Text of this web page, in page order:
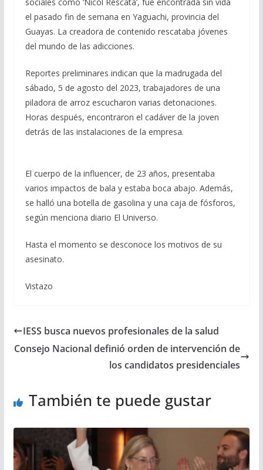
el pasado fin de semana en Yaguachi, provincia del
Guayas. La creadora de contenido rescataba jóvenes
del mundo de las adicciones.
Reportes preliminares indican que la madrugada del
sábado, 5 de agosto del 2023, trabajadores de una
piladora de arroz escucharon varias detonaciones.
Horas después, encontraron el cadáver de la joven
detrás de las instalaciones de la empresa.
El cuerpo de la influencer, de 23 años, presentaba
varios impactos de bala y estaba boca abajo. Además,
se halló una botella de gasolina y una caja de fósforos,
según menciona diario El Universo.
Hasta el momento se desconoce los motivos de su
asesinato.
Vistazo
IESS busca nuevos profesionales de la salud
Consejo Nacional definió orden de intervención de
los candidatos presidenciales
También te puede gustar